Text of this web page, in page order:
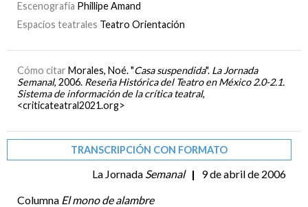
Escenografía Phillipe Amand
Espacios teatrales Teatro Orientación
Cómo citar Morales, Noé. "Casa suspendida". La Jornada
Semanal, 2006. Reseña Histórica del Teatro en México 2.0-2.1.
Sistema de información de la crítica teatral,
<criticateatral2021.org>
TRANSCRIPCIÓN CON FORMATO
La Jornada Semanal |
9 de abril de 2006
Columna El mono de alambre